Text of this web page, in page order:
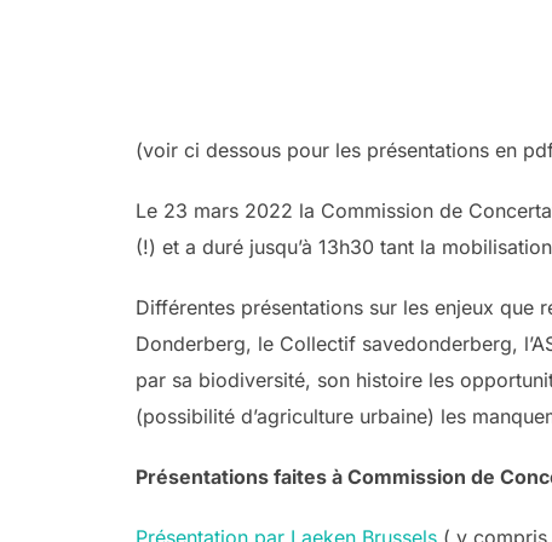
(voir ci dessous pour les présentations en
Le 23 mars 2022 la Commission de
(!) et a duré jusqu’à 13h30 tant la
Différentes présentations sur les enjeux que
Donderberg, le Collectif savedonderberg,
par sa biodiversité, son histoire les
(possibilité d’agriculture urbaine) les
Présentations faites à Commission de